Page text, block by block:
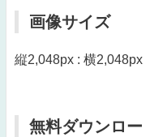
画像サイズ
縦2,048px : 横2,048px
無料ダウンロー